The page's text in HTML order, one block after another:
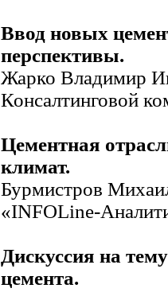
Ввод новых
перспективы.
Жарко Владимир
Консалтинговой
Цементная
климат.
Бурмистров
«INFOLine-
Дискуссия на
цемента.